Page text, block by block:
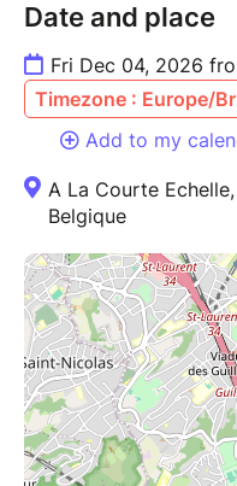
Date and place
Fri Dec 04, 2026
Timezone : Europe/
Add to my
A La Courte
Belgique